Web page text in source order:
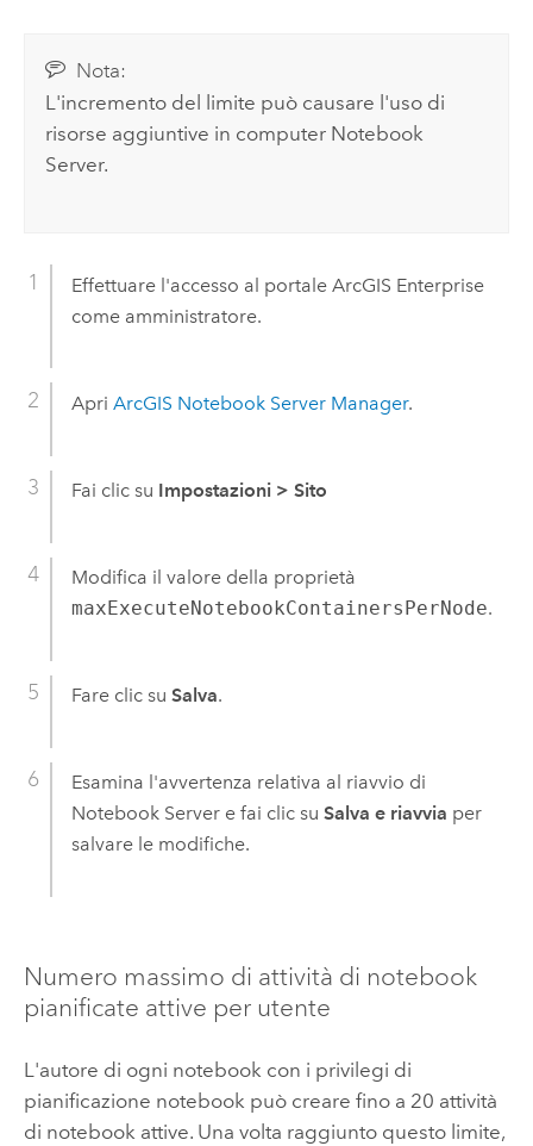
Nota:
L'incremento del limite può causare l'uso di
risorse aggiuntive in computer Notebook
Server.
Effettuare l'accesso al portale ArcGIS Enterprise
come amministratore.
Apri ArcGIS Notebook ServerManager.
Fai clic su Impostazioni > Sito
Modifica il valore della proprietà
maxExecuteNotebookContainersPerNode.
Fare clic su Salva.
Esamina l'avvertenza relativa al riavvio di
Notebook Servere fai clic su Salva e riavvia per
salvare le modifiche.
Numero massimo di attività di notebook
pianificate attive per utente
L'autore di ogni notebook con i privilegi di
pianificazione notebook può creare fino a 20 attività
di notebook attive. Una volta raggiunto questo limite,